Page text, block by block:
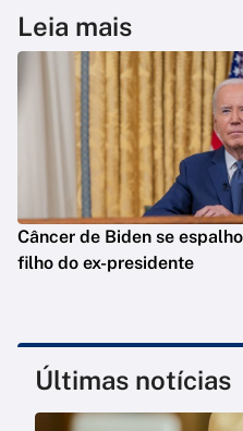
Leia mais
Câncer de Biden se
filho do ex-presidente
Últimas notícias